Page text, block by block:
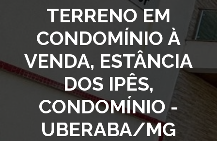
TERRENO EM
CONDOMÍNIO À
VENDA, ESTÂNCIA
DOS IPÊS,
CONDOMÍNIO -
UBERABA/MG